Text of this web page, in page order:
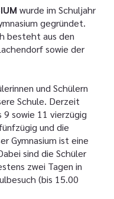
wurde im Schuljahr
gegründet.
besteht aus den
sowie der
und Schülern
Schule. Derzeit
sowie 11 vierzügig
und die
Gymnasium ist eine
sind die Schüler
zwei Tagen in
(bis 15.00